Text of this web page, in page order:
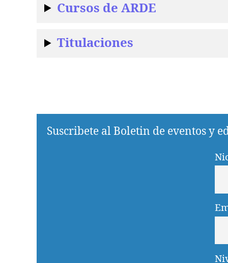
Cursos de ARDE
Titulaciones
Suscribete al Boletin de eventos y